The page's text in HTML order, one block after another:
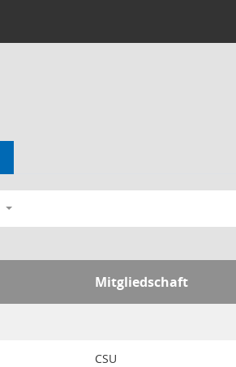
Mitgliedschaft
CSU